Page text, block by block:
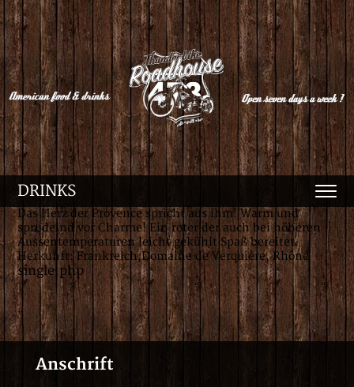
DRINKS
Das Herz der Provence spricht aus ihm! Warm und
sprudelnd vor Charme! Ein roter der auch bei höheren
Aussentemperaturen leicht gekühlt Spaß bereitet.
Herkunft: Frankreich,Domaine de Verquière, Rhône
single.php
Anschrift